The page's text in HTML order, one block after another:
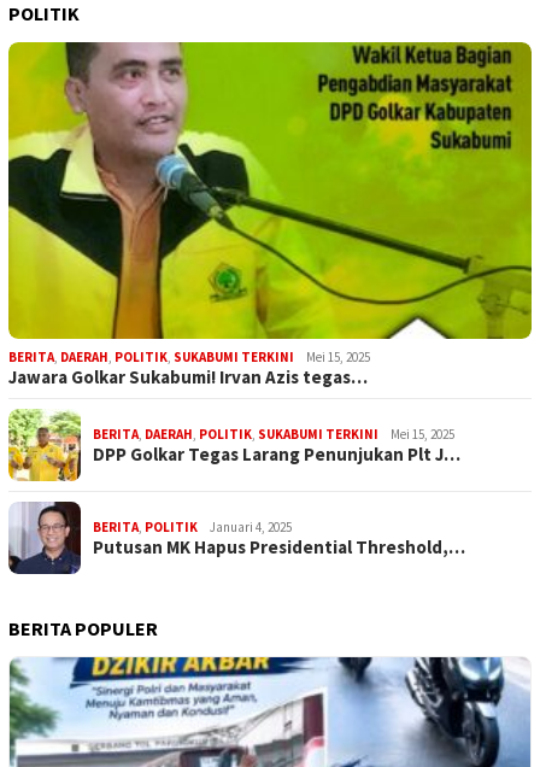
POLITIK
BERITA, DAERAH, POLITIK, SUKABUMI TERKINI Mei 15, 2025
Jawara Golkar Sukabumi! Irvan Azis tegas…
BERITA, DAERAH, POLITIK, SUKABUMI TERKINI Mei 15, 2025
DPP Golkar Tegas Larang Penunjukan Plt J…
BERITA, POLITIK Januari 4, 2025
Putusan MK Hapus Presidential Threshold,…
BERITA POPULER